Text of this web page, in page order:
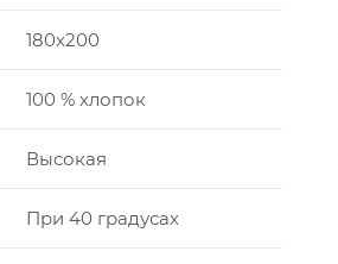
180x200
100 % хлопок
Высокая
При 40 градусах